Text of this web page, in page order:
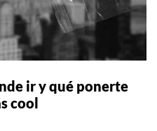
ir y qué ponerte
cool